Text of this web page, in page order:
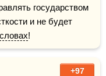
государством
и не будет
словах!
+97